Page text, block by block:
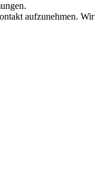
aufzunehmen. Wir